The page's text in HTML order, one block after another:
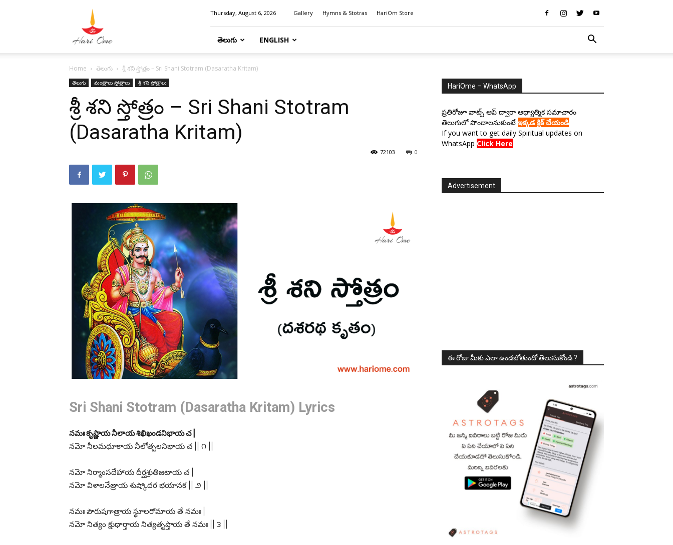
Thursday, August 6, 2026 Gallery Hymns & Stotras HariOm Store
తెలుగు ENGLISH
Home తెలుగు శ్రీ శని స్తోత్రం – Sri Shani Stotram (Dasaratha Kritam)
తెలుగు మంత్రాలు స్తోత్రాలు శ్రీ శని స్తోత్రాలు
శ్రీ శని స్తోత్రం – Sri Shani Stotram
(Dasaratha Kritam)
0
72103
Sri Shani Stotram (Dasaratha Kritam) Lyrics
నమః కృష్ణాయ నీలాయ శిఖిఖండనిభాయ చ |
నమో నీలమధూకాయ నీలోత్పలనిభాయ చ || ౧ ||
నమో నిర్మాంసదేహాయ దీర్ఘశ్రుతిజటాయ చ |
నమో విశాలనేత్రాయ శుష్కోదర భయానక || ౨ ||
నమః పౌరుషగాత్రాయ స్థూలరోమాయ తే నమః |
నమో నిత్యం క్షుధార్తాయ నిత్యతృప్తాయ తే నమః || ౩ ||
HariOme – WhatsApp
ప్రతిరోజూ వాట్స్ ఆప్ ద్వారా ఆధ్యాత్మిక సమాచారం
తెలుగులో పొందాలనుకుంటే ఇక్కడ క్లిక్ చేయండి
If you want to get daily Spiritual updates on
WhatsApp Click Here
Advertisement
ఈ రోజు మీకు ఎలా ఉండబోతుందో తెలుసుకోండి ?